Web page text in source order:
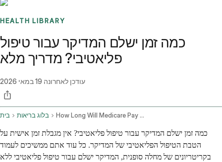
HEALTH LIBRARY
כמה זמן ישלם המדיקר עבור טיפול
פליאטיבי? מדריך מלא
עודכן לאחרונה 19 במאי 2026
בית בלוג בריאות How Long Will Medicare Pay For Hospice Care
כמה זמן ישלם המדיקר עבור טיפול פליאטיבי? אין מגבלת זמן אישית על
הטבת הטיפול הפליאטיבי של המדיקר. כל עוד אתם ממשיכים לעמוד
בקריטריונים של מחלה סופנית, המדיקר ישלם עבור טיפול פליאטיבי ללא